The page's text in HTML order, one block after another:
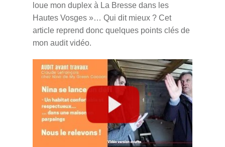
loue mon duplex à La Bresse dans les
Hautes Vosges »… Qui dit mieux ? Cet
article reprend donc quelques points clés de
mon audit vidéo.